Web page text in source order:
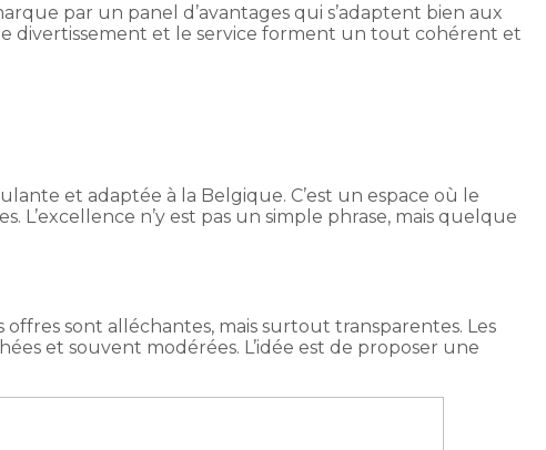
par un panel d’avantages qui s’adaptent bien aux
le divertissement et le service forment un tout cohérent et
et adaptée à la Belgique. C’est un espace où le
n’y est pas un simple phrase, mais quelque
sont alléchantes, mais surtout transparentes. Les
et souvent modérées. L’idée est de proposer une